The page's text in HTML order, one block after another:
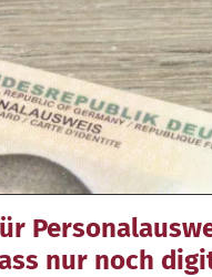
nur noch